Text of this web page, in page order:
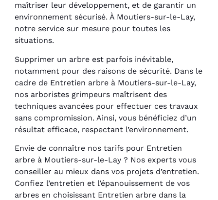
maîtriser leur développement, et de garantir un
environnement sécurisé. À Moutiers-sur-le-Lay,
notre service sur mesure pour toutes les
situations.
Supprimer un arbre est parfois inévitable,
notamment pour des raisons de sécurité. Dans le
cadre de Entretien arbre à Moutiers-sur-le-Lay,
nos arboristes grimpeurs maîtrisent des
techniques avancées pour effectuer ces travaux
sans compromission. Ainsi, vous bénéficiez d’un
résultat efficace, respectant l’environnement.
Envie de connaître nos tarifs pour Entretien
arbre à Moutiers-sur-le-Lay ? Nos experts vous
conseiller au mieux dans vos projets d’entretien.
Confiez l’entretien et l’épanouissement de vos
arbres en choisissant Entretien arbre dans la